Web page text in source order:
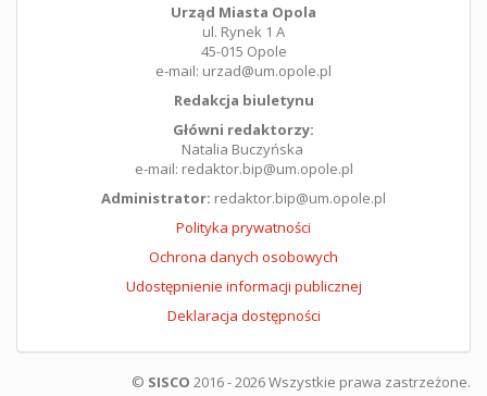
Urząd Miasta Opola
ul. Rynek 1 A
45-015 Opole
e-mail: urzad@um.opole.pl
Redakcja biuletynu
Główni redaktorzy:
Natalia Buczyńska
e-mail: redaktor.bip@um.opole.pl
Administrator: redaktor.bip@um.opole.pl
Polityka prywatności
Ochrona danych osobowych
Udostępnienie informacji publicznej
Deklaracja dostępności
© SISCO 2016 - 2026 Wszystkie prawa zastrzeżone.